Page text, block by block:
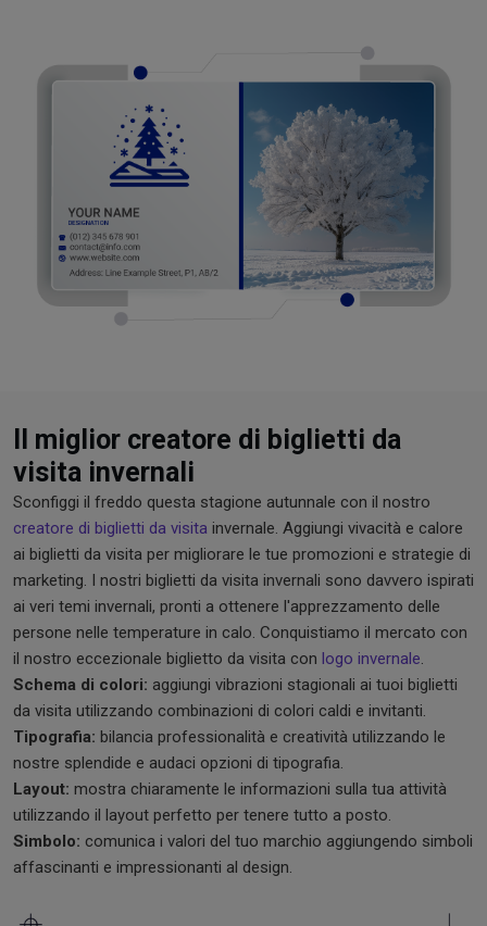
Il miglior creatore di biglietti da
visita invernali
Sconfiggi il freddo questa stagione autunnale con il nostro
creatore di biglietti da visita invernale. Aggiungi vivacità e calore
ai biglietti da visita per migliorare le tue promozioni e strategie di
marketing. I nostri biglietti da visita invernali sono davvero ispirati
ai veri temi invernali, pronti a ottenere l'apprezzamento delle
persone nelle temperature in calo. Conquistiamo il mercato con
il nostro eccezionale biglietto da visita con logo invernale.
Schema di colori: aggiungi vibrazioni stagionali ai tuoi biglietti
da visita utilizzando combinazioni di colori caldi e invitanti.
Tipografia: bilancia professionalità e creatività utilizzando le
nostre splendide e audaci opzioni di tipografia.
Layout: mostra chiaramente le informazioni sulla tua attività
utilizzando il layout perfetto per tenere tutto a posto.
Simbolo: comunica i valori del tuo marchio aggiungendo simboli
affascinanti e impressionanti al design.